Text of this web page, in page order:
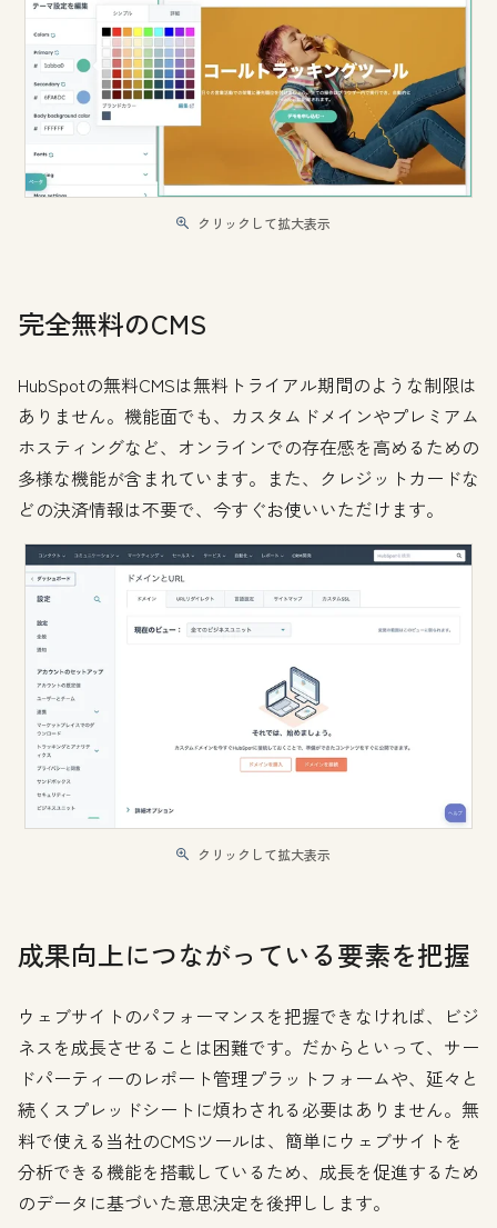
クリックして拡大表示
完全無料のCMS
HubSpotの無料CMSは無料トライアル期間のような制限は
ありません。機能面でも、カスタムドメインやプレミアム
ホスティングなど、オンラインでの存在感を高めるための
多様な機能が含まれています。また、クレジットカードな
どの決済情報は不要で、今すぐお使いいただけます。
クリックして拡大表示
成果向上につながっている要素を把握
ウェブサイトのパフォーマンスを把握できなければ、ビジ
ネスを成長させることは困難です。だからといって、サー
ドパーティーのレポート管理プラットフォームや、延々と
続くスプレッドシートに煩わされる必要はありません。無
料で使える当社のCMSツールは、簡単にウェブサイトを
分析できる機能を搭載しているため、成長を促進するため
のデータに基づいた意思決定を後押しします。